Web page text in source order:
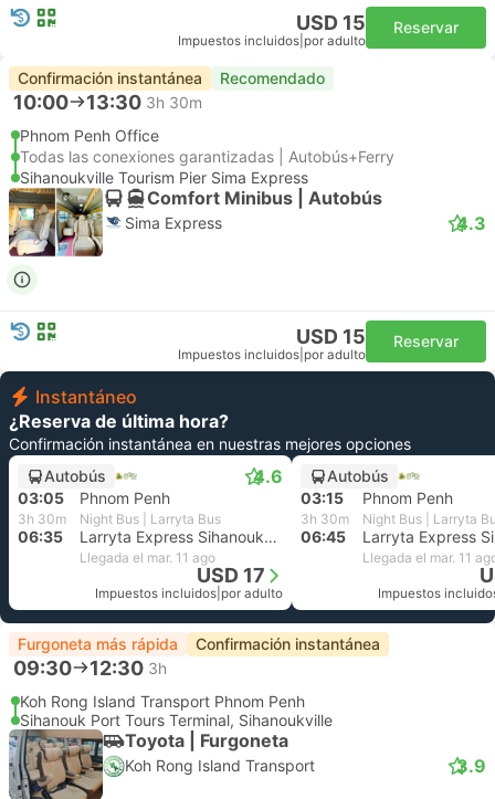
USD 15
Impuestos incluidos por adulto
Reservar
Confirmación instantánea Recomendado
10:00 13:30 3h 30m
Phnom Penh Office
Todas las conexiones garantizadas | Autobús+Ferry
Sihanoukville Tourism Pier Sima Express
Comfort Minibus | Autobús
Sima Express 4.3
USD 15
Impuestos incluidos por adulto
Reservar
Instantáneo
¿Reserva de última hora?
Confirmación instantánea en nuestras mejores opciones
Autobús
4.6
03:05 Phnom Penh
3h 30m Night Bus | Larryta Bus
06:35 Larryta Express Sihanoukville
Llegada el mar. 11 ago
USD 17
Impuestos incluidos por adulto
Autobús
03:15
Phnom Penh
3h 30m Night Bus | Larryta
06:45
Llegada el mar. 11
Impuestos
Furgoneta más rápida Confirmación instantánea
09:30 12:30 3h
Koh Rong Island Transport Phnom Penh
Sihanouk Port Tours Terminal, Sihanoukville
Toyota | Furgoneta
Koh Rong Island Transport 3.9